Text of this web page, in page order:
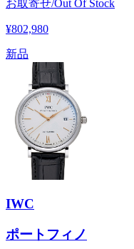
お取寄せ/Out Of Stock
¥802,980
新品
IWC
ポートフィノ